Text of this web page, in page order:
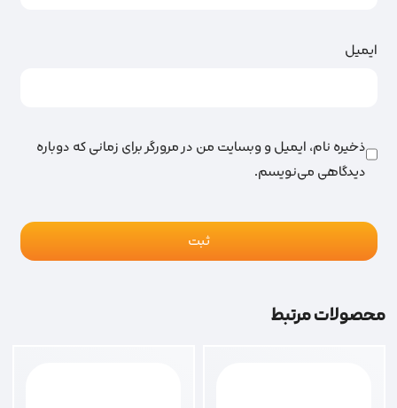
ایمیل
ذخیره نام، ایمیل و وبسایت من در مرورگر برای زمانی که دوباره
دیدگاهی می‌نویسم.
محصولات مرتبط